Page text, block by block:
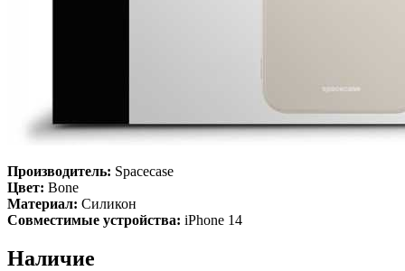
Производитель: Spacecase
Цвет: Bone
Материал: Силикон
Совместимые устройства: iPhone 14
Наличие